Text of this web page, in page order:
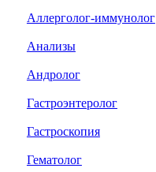
Аллерголог-иммунолог
Анализы
Андролог
Гастроэнтеролог
Гастроскопия
Гематолог